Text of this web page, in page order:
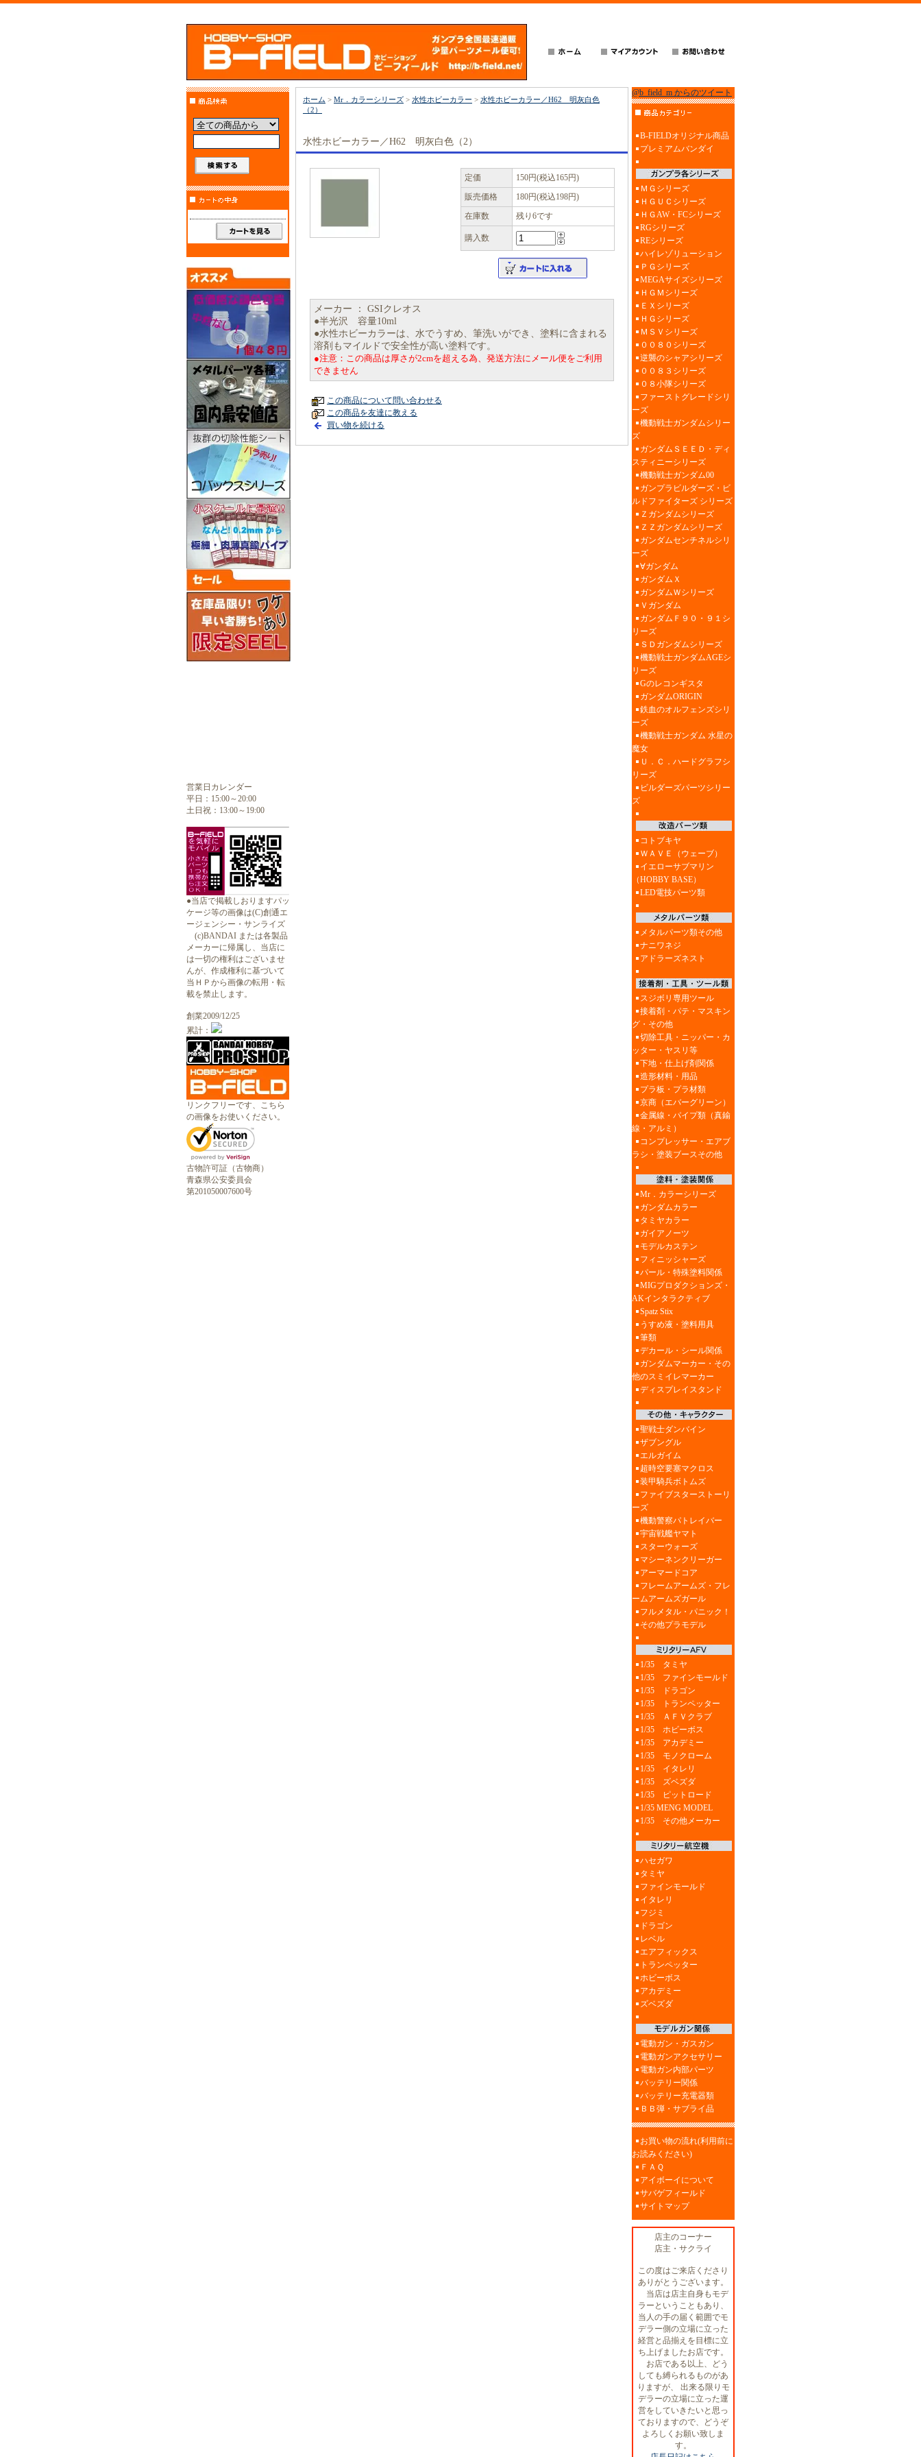
営業日カレンダー
平日：15:00～20:00
土日祝：13:00～19:00
●当店で掲載しおりますパッ
ケージ等の画像は(C)創通エ
ージェンシー・サンライズ
(c)BANDAI または各製品
メーカーに帰属し、当店に
は一切の権利はございませ
んが、作成権利に基づいて
当ＨＰから画像の転用・転
載を禁止します。
創業2009/12/25
累計：
リンクフリーです、こちら
の画像をお使いください。
古物許可証（古物商）
青森県公安委員会
第201050007600号
ホーム > Mr．カラーシリーズ > 水性ホビーカラー > 水性ホビーカラー／H62 明灰白色
（2）
水性ホビーカラー／H62 明灰白色（2）
定価
150円(税込165円)
販売価格
180円(税込198円)
在庫数
残り6です
購入数
メーカー ： GSIクレオス
●半光沢 容量10ml
●水性ホビーカラーは、水でうすめ、筆洗いができ、塗料に含まれる
溶剤もマイルドで安全性が高い塗料です。
●注意：この商品は厚さが2cmを超える為、発送方法にメール便をご利用
できません
この商品について問い合わせる
この商品を友達に教える
買い物を続ける
@b_field_m からのツイート
B-FIELDオリジナル商品
プレミアムバンダイ
ＭＧシリーズ
ＨＧＵＣシリーズ
ＨＧAW・FCシリーズ
RGシリーズ
REシリーズ
ハイレゾリューション
ＰＧシリーズ
MEGAサイズシリーズ
ＨＧＭシリーズ
ＥＸシリーズ
ＨＧシリーズ
ＭＳＶシリーズ
００８０シリーズ
逆襲のシャアシリーズ
００８３シリーズ
０８小隊シリーズ
ファーストグレードシリ
ーズ
機動戦士ガンダムシリー
ズ
ガンダムＳＥＥＤ・ディ
スティニーシリーズ
機動戦士ガンダム00
ガンプラビルダーズ・ビ
ルドファイターズ シリーズ
Ｚガンダムシリーズ
ＺＺガンダムシリーズ
ガンダムセンチネルシリ
ーズ
∀ガンダム
ガンダムＸ
ガンダムＷシリーズ
Ｖガンダム
ガンダムＦ９０・９１シ
リーズ
ＳＤガンダムシリーズ
機動戦士ガンダムAGEシ
リーズ
Gのレコンギスタ
ガンダムORIGIN
鉄血のオルフェンズシリ
ーズ
機動戦士ガンダム 水星の
魔女
Ｕ．Ｃ．ハードグラフシ
リーズ
ビルダーズパーツシリー
ズ
コトブキヤ
ＷＡＶＥ（ウェーブ）
イエローサブマリン
（HOBBY BASE）
LED電技パーツ類
メタルパーツ類その他
ナニワネジ
アドラーズネスト
スジボリ専用ツール
接着剤・パテ・マスキン
グ・その他
切除工具・ニッパー・カ
ッター・ヤスリ等
下地・仕上げ剤関係
造形材料・用品
プラ板・プラ材類
京商（エバーグリーン）
金属線・パイプ類（真鍮
線・アルミ）
コンプレッサー・エアブ
ラシ・塗装ブースその他
Mr．カラーシリーズ
ガンダムカラー
タミヤカラー
ガイアノーツ
モデルカステン
フィニッシャーズ
パール・特殊塗料関係
MIGプロダクションズ・
AKインタラクティブ
Spatz Stix
うすめ液・塗料用具
筆類
デカール・シール関係
ガンダムマーカー・その
他のスミイレマーカー
ディスプレイスタンド
聖戦士ダンバイン
ザブングル
エルガイム
超時空要塞マクロス
装甲騎兵ボトムズ
ファイブスターストーリ
ーズ
機動警察パトレイバー
宇宙戦艦ヤマト
スターウォーズ
マシーネンクリーガー
アーマードコア
フレームアームズ・フレ
ームアームズガール
フルメタル・パニック！
その他プラモデル
1/35 タミヤ
1/35 ファインモールド
1/35 ドラゴン
1/35 トランペッター
1/35 ＡＦＶクラブ
1/35 ホビーボス
1/35 アカデミー
1/35 モノクローム
1/35 イタレリ
1/35 ズベズダ
1/35 ピットロード
1/35 MENG MODEL
1/35 その他メーカー
ハセガワ
タミヤ
ファインモールド
イタレリ
フジミ
ドラゴン
レベル
エアフィックス
トランペッター
ホビーボス
アカデミー
ズベズダ
電動ガン・ガスガン
電動ガンアクセサリー
電動ガン内部パーツ
バッテリー関係
バッテリー充電器類
ＢＢ弾・サブライ品
お買い物の流れ(利用前に
お読みください)
ＦＡＱ
アイボーイについて
サバゲフィールド
サイトマップ
店主のコーナー
店主・サクライ
この度はご来店くださり
ありがとうございます。
当店は店主自身もモデ
ラーということもあり、
当人の手の届く範囲でモ
デラー側の立場に立った
経営と品揃えを目標に立
ち上げましたお店です。
お店である以上、どう
しても縛られるものがあ
りますが、 出来る限りモ
デラーの立場に立った運
営をしていきたいと思っ
ておりますので、どうぞ
よろしくお願い致しま
す。